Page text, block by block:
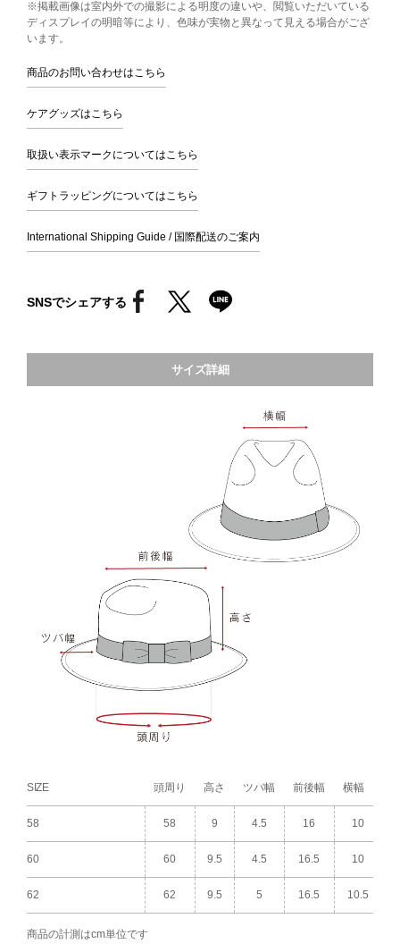
※掲載画像は室内外での撮影による明度の違いや、閲覧いただいている
ディスプレイの明暗等により、色味が実物と異なって見える場合がござ
います。
商品のお問い合わせはこちら
ケアグッズはこちら
取扱い表示マークについてはこちら
ギフトラッピングについてはこちら
International Shipping Guide / 国際配送のご案内
SNSでシェアする
サイズ詳細
SIZE 頭周り 高さ ツバ幅 前後幅 横幅
58 58 9 4.5 16 10
60 60 9.5 4.5 16.5 10
62 62 9.5 5 16.5 10.5
商品の計測はcm単位です